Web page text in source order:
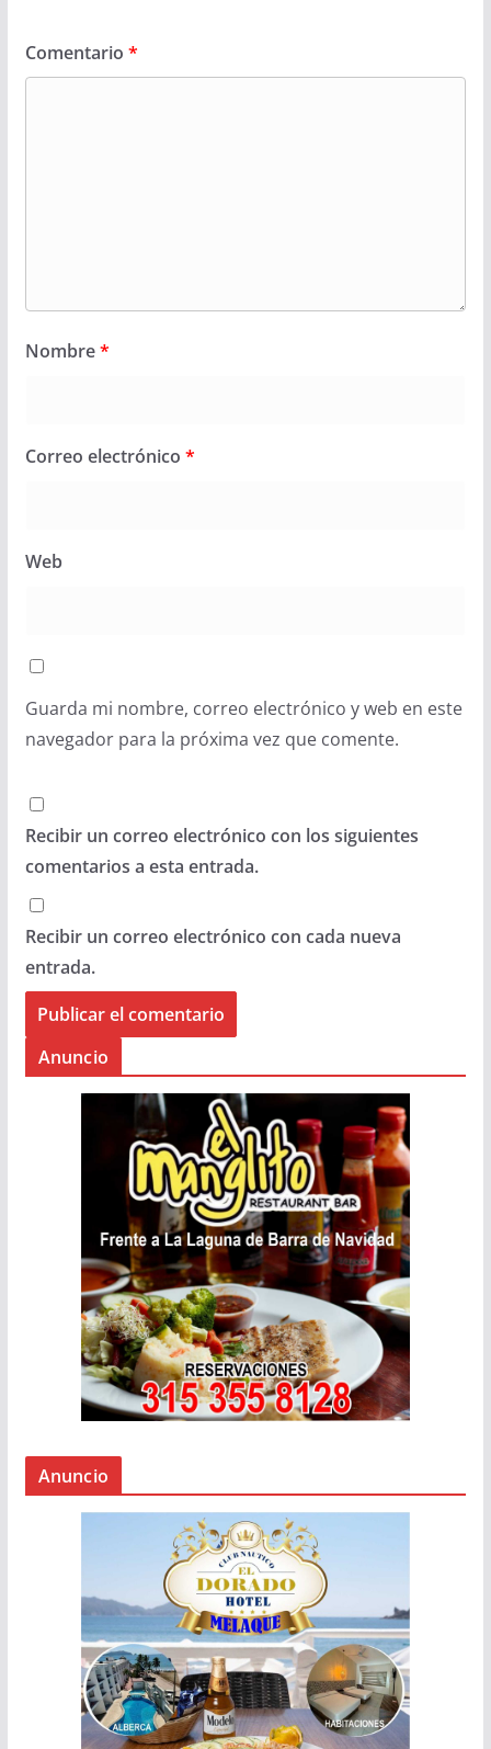
Comentario *
Nombre*
Correo electrónico *
Web
Guarda mi nombre, correo electrónico y web en este
navegador para la próxima vez que comente.
Recibir un correo electrónico con los siguientes
comentarios a esta entrada.
Recibir un correo electrónico con cada nueva
entrada.
Anuncio
Anuncio